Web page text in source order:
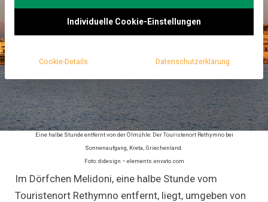
Eine halbe Stunde entfernt von der Ölmühle: Der Touristenort Rethymno bei
Sonnenaufgang, Kreta, Griechenland.
Foto: didesign – elements.envato.com
Im Dörfchen Melidoni, eine halbe Stunde vom
Touristenort Rethymno entfernt, liegt, umgeben von
Individuelle Cookie-Einstellungen
Cookie-Details Datenschutzerklärung